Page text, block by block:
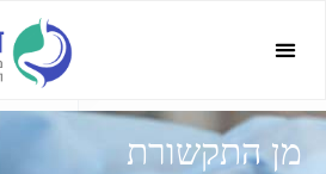
מן התקשורת